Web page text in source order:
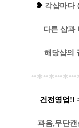
❥ 각샵마다
다른 샵과
해당샵의
••∗••∗•••∗•••
건전영업!!
과음,무단